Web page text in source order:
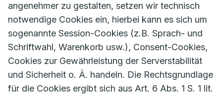
angenehmer zu gestalten, setzen wir technisch
notwendige Cookies ein, hierbei kann es sich um
sogenannte Session-Cookies (z.B. Sprach- und
Schriftwahl, Warenkorb usw.), Consent-Cookies,
Cookies zur Gewährleistung der Serverstabilität
und Sicherheit o. Ä. handeln. Die Rechtsgrundlage
für die Cookies ergibt sich aus Art. 6 Abs. 1 S. 1 lit.